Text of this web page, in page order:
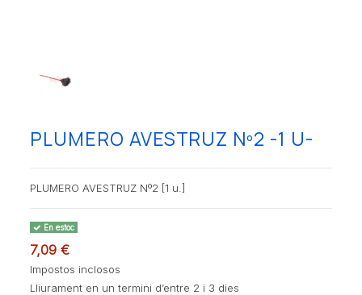
PLUMERO AVESTRUZ Nº2 -1 U-
PLUMERO AVESTRUZ Nº2 [1 u.]
En estoc
7,09 €
Impostos inclosos
Lliurament en un termini d’entre 2 i 3 dies